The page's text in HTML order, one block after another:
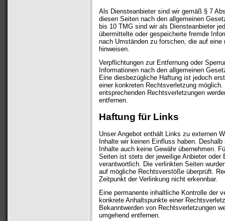
Als Diensteanbieter sind wir gemäß § 7
diesen Seiten nach den allgemeinen
bis 10 TMG sind wir als Diensteanbieter
übermittelte oder gespeicherte fremde
nach Umständen zu forschen, die auf eine
hinweisen.
Verpflichtungen zur Entfernung oder
Informationen nach den allgemeinen
Eine diesbezügliche Haftung ist jedoch
einer konkreten Rechtsverletzung
entsprechenden Rechtsverletzungen
entfernen.
Haftung für Links
Unser Angebot enthält Links zu externen
Inhalte wir keinen Einfluss haben.
Inhalte auch keine Gewähr übernehmen.
Seiten ist stets der jeweilige Anbieter oder
verantwortlich. Die verlinkten Seiten
auf mögliche Rechtsverstöße überprüft.
Zeitpunkt der Verlinkung nicht erkennbar.
Eine permanente inhaltliche Kontrolle der
konkrete Anhaltspunkte einer
Bekanntwerden von Rechtsverletzungen
umgehend entfernen.